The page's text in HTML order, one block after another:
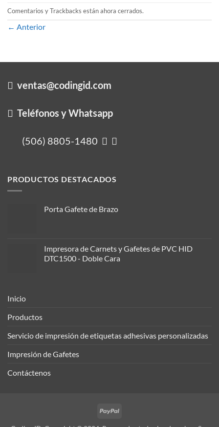
Comentarios y Trackbacks están ahora cerrados.
← Anterior
ventas@codingid.com
Teléfonos y Whatsapp
(506) 8805-1480
PRODUCTOS DESTACADOS
Porta Gafete de Brazo
Impresora de Carnets y Gafetes de PVC HID
DTC1500 - Doble Cara
Inicio
Productos
Servicio de impresión de etiquetas adhesivas personalizadas
Impresión de Gafetes
Contáctenos
PayPal